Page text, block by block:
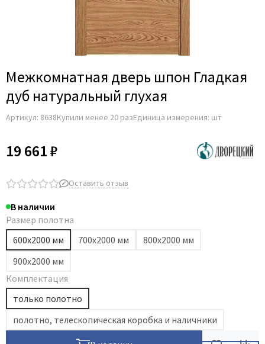
Aldeghi Luigi
Alvero
Archie
Armadillo
Belwooddoors
Bravo
Bussare
Comaglio
Comit
Covali
Dircode
Eclisse
El Porta
Межкомнатная дверь шпон Гладкая
дуб натуральный глухая
Артикул: 8638Купили менее 20 разЕдиница измерения: шт
19 661 ₽
Оставить отзыв
В наличии
Размер полотна
600х2000 мм
700х2000 мм
800х2000 мм
900х2000 мм
Комплектация
только полотно
полотно, телескопическая коробка и наличники